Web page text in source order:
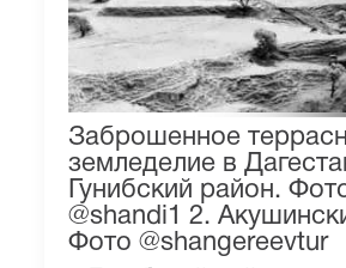
Заброшенное
земледелие в
Гунибский район.
@shandi1 2.
Фото @shangereevtur